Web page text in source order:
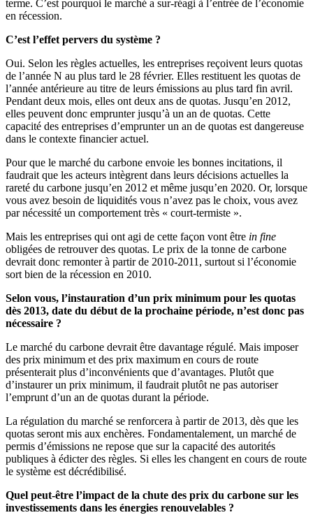
terme. C’est pourquoi le marché a sur-réagi à l’entrée de l’économie
en récession.
C’est l’effet pervers du système ?
Oui. Selon les règles actuelles, les entreprises reçoivent leurs quotas
de l’année N au plus tard le 28 février. Elles restituent les quotas de
l’année antérieure au titre de leurs émissions au plus tard fin avril.
Pendant deux mois, elles ont deux ans de quotas. Jusqu’en 2012,
elles peuvent donc emprunter jusqu’à un an de quotas. Cette
capacité des entreprises d’emprunter un an de quotas est dangereuse
dans le contexte financier actuel.
Pour que le marché du carbone envoie les bonnes incitations, il
faudrait que les acteurs intègrent dans leurs décisions actuelles la
rareté du carbone jusqu’en 2012 et même jusqu’en 2020. Or, lorsque
vous avez besoin de liquidités vous n’avez pas le choix, vous avez
par nécessité un comportement très « court-termiste ».
Mais les entreprises qui ont agi de cette façon vont être in fine
obligées de retrouver des quotas. Le prix de la tonne de carbone
devrait donc remonter à partir de 2010-2011, surtout si l’économie
sort bien de la récession en 2010.
Selon vous, l’instauration d’un prix minimum pour les quotas
dès 2013, date du début de la prochaine période, n’est donc pas
nécessaire ?
Le marché du carbone devrait être davantage régulé. Mais imposer
des prix minimum et des prix maximum en cours de route
présenterait plus d’inconvénients que d’avantages. Plutôt que
d’instaurer un prix minimum, il faudrait plutôt ne pas autoriser
l’emprunt d’un an de quotas durant la période.
La régulation du marché se renforcera à partir de 2013, dès que les
quotas seront mis aux enchères. Fondamentalement, un marché de
permis d’émissions ne repose que sur la capacité des autorités
publiques à édicter des règles. Si elles les changent en cours de route
le système est décrédibilisé.
Quel peut-être l’impact de la chute des prix du carbone sur les
investissements dans les énergies renouvelables ?